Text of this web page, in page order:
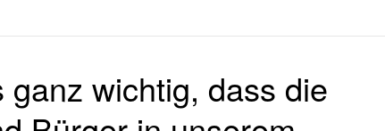
wichtig, dass die